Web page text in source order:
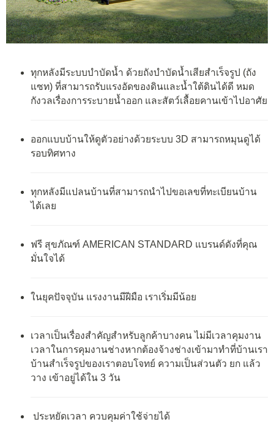
ทุกหลังมีระบบบำบัดน้ำ ด้วยถังบำบัดน้ำเสียสำเร็จรูป (ถัง
แซท) ที่สามารถรับแรงอัดของดินและน้ำใต้ดินได้ดี หมด
กังวลเรื่องการระบายน้ำออก และสัตว์เลื้อยคานเข้าไปอาศัย
ออกแบบบ้านให้ดูตัวอย่างด้วยระบบ 3D สามารถหมุนดูได้
รอบทิศทาง
ทุกหลังมีแปลนบ้านที่สามารถนำไปขอเลขที่ทะเบียนบ้าน
ได้เลย
ฟรี สุขภัณฑ์ AMERICAN STANDARD แบรนด์ดังที่คุณ
มั่นใจได้
ในยุคปัจจุบัน แรงงานมีฝีมือ เราเริ่มมีน้อย
เวลาเป็นเรื่องสำคัญสำหรับลูกค้าบางคน ไม่มีเวลาคุมงาน
เวลาในการคุมงานช่างหากต้องจ้างช่างเข้ามาทำที่บ้านเรา
บ้านสำเร็จรูปของเราตอบโจทย์ ความเป็นส่วนตัว ยก แล้ว
วาง เข้าอยู่ได้ใน 3 วัน
ประหยัดเวลา ควบคุมค่าใช้จ่ายได้